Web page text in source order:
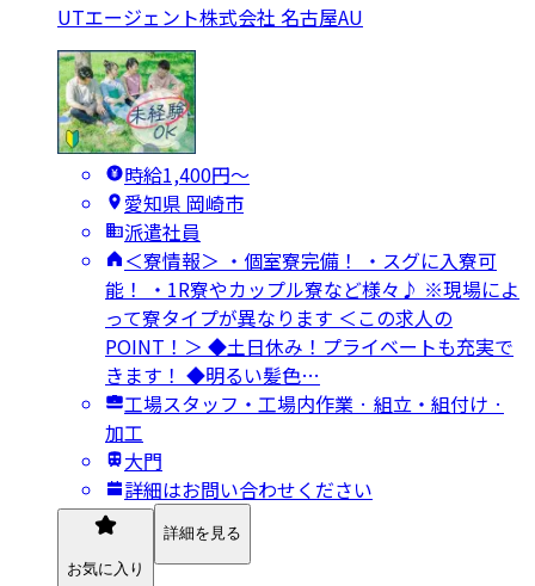
UTエージェント株式会社 名古屋AU
時給1,400円〜
愛知県 岡崎市
派遣社員
＜寮情報＞ ・個室寮完備！ ・スグに入寮可
能！ ・1R寮やカップル寮など様々♪ ※現場によ
って寮タイプが異なります ＜この求人の
POINT！＞ ◆土日休み！プライベートも充実で
きます！ ◆明るい髪色…
工場スタッフ・工場内作業 · 組立・組付け ·
加工
大門
詳細はお問い合わせください
お気に入り
詳細を見る